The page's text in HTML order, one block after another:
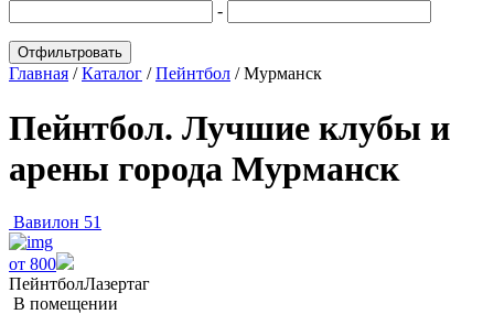
-
Главная /Каталог /Пейнтбол /Мурманск
Пейнтбол. Лучшие клубы и
арены города Мурманск
Вавилон 51
от 800
ПейнтболЛазертаг
В помещении